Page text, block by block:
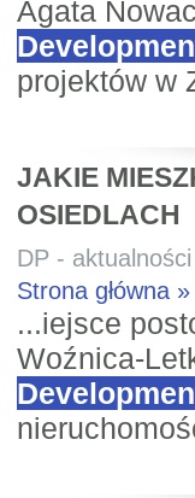
Agata
projektów w
JAKIE
OSIEDLACH
DP - aktualności
Strona główna
...iejsce
Woźnica-